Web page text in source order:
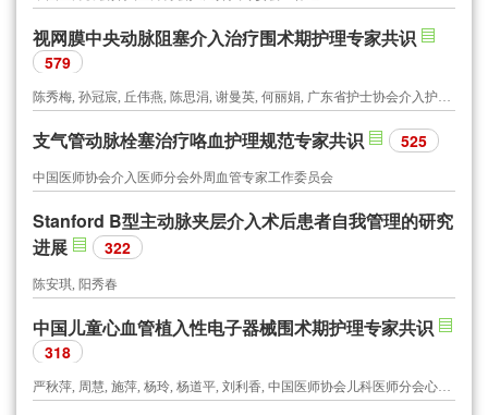
视网膜中央动脉阻塞介入治疗围术期护理专家共识
579
陈秀梅, 孙冠宸, 丘伟燕, 陈思涓, 谢曼英, 何丽娟, 广东省护士协会介入护士分会, 广东省医师协会介入医师分会
支气管动脉栓塞治疗咯血护理规范专家共识 525
中国医师协会介入医师分会外周血管专家工作委员会
Stanford B型主动脉夹层介入术后患者自我管理的研究
进展
322
陈安琪, 阳秀春
中国儿童心血管植入性电子器械围术期护理专家共识
318
严秋萍, 周慧, 施萍, 杨玲, 杨道平, 刘利香, 中国医师协会儿科医师分会心血管专委会护理学组